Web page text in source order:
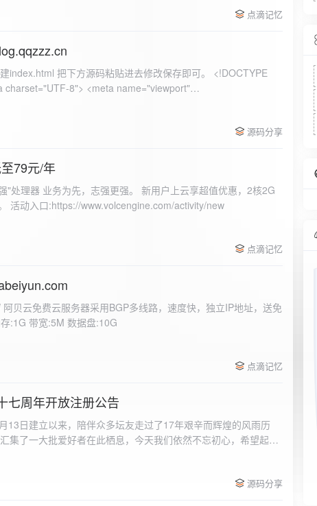
*" required /> <button type="submit">上传文
const
a></p> <p>图片文件名:
=
点滴记忆
} .flow-card h2 { color: #ffffff; font-size: 18px; margin-bottom: 4px; font-weight: 600; } .flow-card p { color: rgba(255, 255, 255, 0.9); font-size: 14px; margin-bottom: 0; } .flow-card a, .flow-card-top a { display: inline-block; background: #ffffff; color: #2b5876; padding: 8px 0; border-radius: 50px; font-size: 15px; cursor: pointer; transition: all 0.3s ease; font-weight: 600; text-decoration: none; box-shadow: 0 4px 10px rgba(0, 0, 0, 0.1); margin: 0 5px; white-space: nowrap; width: 110px; text-align: center; } /* 所有按钮统一样式 */ .flow-card .buttons a, .flow-card-top .buttons a { background: #ffffff; color: #2b5876; } .flow-card .buttons a:hover, .flow-card-top .buttons a:hover { background: #f8f9fa; transform: translateY(-2px); box-shadow: 0 6px 15px rgba(0, 0, 0, 0.2); } .flow-card .buttons, .flow-card-top .buttons { display: flex; align-items: center; justify-content: flex-end; flex-wrap: nowrap; } .flow-card a:hover, .flow-card-top a:hover { transform: translateY(-2px); box-shadow: 0 6px 15px rgba(0, 0, 0, 0.2); background: #f8f9fa; } .flow-card-top { margin-bottom: 10px; } /* 导航网格样式 */ .nav-grid { display: grid; grid-template-columns: repeat(2, 1fr); gap: 25px; width: 100%; margin: 0 auto; padding: 0; } /* 导航项样式 */ .nav-item { background: hsl(230, 10%, 33%); border-radius: 12px; padding: 12px; text-align: center; box-shadow: none; transition: all 0.3s ease; min-height: 75px; position: relative; } .nav-item:hover { transform: none; background: hsl(230, 10%, 38%); } .nav-item a { text-decoration: none; color: inherit; display: block; text-align: center; } .nav-item h3 { color: #ffffff; font-size: 17px; margin-bottom: 8px; } .nav-item p { color: rgba(255, 255, 255, 0.9); font-size: 16px; margin-bottom: 4px; } .nav-item .status { position: absolute; bottom: -20px; left: 0; right: 0; color: #ff6b6b; font-size: 12px; text-align: center; font-weight: 500; } /* 底部导航样式 */ .float-nav { display: none; } @media (max-width: 768px) { body { padding-bottom: 20px; } .container { padding: 10px; } .main-box { padding: 15px; margin: 5px; } .header { margin-bottom: 15px; padding-bottom: 10px; } .nav-grid { gap: 15px; } .flow-card, .flow-card-top { padding: 12px; margin-bottom: 10px; flex-direction: column; } .flow-card .text-content, .flow-card-top h3 { text-align: center; margin-bottom: 12px; font-size: 16px; } .flow-card h2 { font-size: 16px; margin-bottom: 5px; text-align: center; } .flow-card p { font-size: 13px; text-align: center; padding: 0 5px; } .flow-card a, .flow-card-top a, .flow-card .buttons a, .flow-card-top .buttons a { padding: 7px 0; font-size: 14px; margin: 0 4px; width: 95px; text-align: center; background: #ffffff; color: #2b5876; } .flow-card .buttons, .flow-card-top .buttons { justify-content: center; width: 100%; margin-top: 5px; } .nav-item { padding: 12px; min-height: 70px; width: 100%; } .header h1 { font-size: 24px; } .notice p { font-size: 14px; } .copyright { padding: 10px 0; font-size: 12px; } } /* 版权信息样式 */ .copyright { text-align: center; padding: 15px 0; color: #6c757d; font-size: 13px; letter-spacing: 0.5px; width: 100%; max-width: 1200px; margin: 0 auto; } /* 弹窗样式 */ .modal-overlay { position: fixed; top: 0; left: 0; right: 0; bottom: 0; background: rgba(0, 0, 0, 0.4); display: flex; justify-content: center; align-items: center; z-index: 10000; } .modal { background: white; border: 1px solid #e9ecef; padding: 25px; border-radius: 15px; width: 90%; max-width: 3
源码分享
79元/年
"处理器 业务为先，志强更强。 新用户上云享超值优惠，2核2G
活动入口:https://www.volcengine.com/activity/new
点滴记忆
贝云免费云服务器采用BGP多线路，速度快，独立IP地址，送免
:1G 带宽:5M 数据盘:10G
点滴记忆
七周年开放注册公告
13日建立以来，陪伴众多坛友走过了17年艰辛而辉煌的风雨历
集了一大批爱好者在此栖息，今天我们依然不忘初心，希望起到
读注册须知以及社区的总版规，以便更好地适应和享受我们的社
源码分享